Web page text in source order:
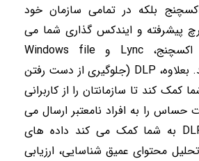
بلکه در تمامی سازمان خود
پیشرفته و ایندکس گذاری شما می
اکسچنج،Lync وWindows file
DLP (جلوگیری از دست رفتن
کمک کند تا سازمانتان را از کاربرانی
حساس را به افراد نامعتبر ارسال می
به شما کمک می کند داده های
محتوای عمیق شناسایی، ارزیابی